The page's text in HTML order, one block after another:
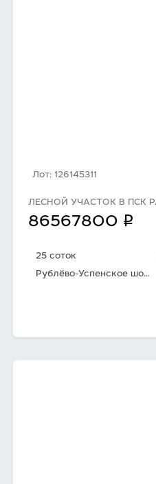
Лот: 126145311
ЛЕСНОЙ УЧАСТОК В ПСК
86567800 q
25 соток
Рублёво-Успенское шоссе